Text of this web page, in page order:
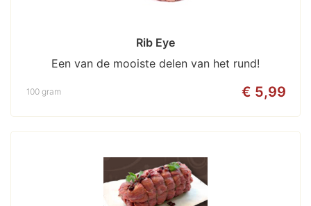
Rib Eye
Een van de mooiste delen van het rund!
€ 5,99
100 gram